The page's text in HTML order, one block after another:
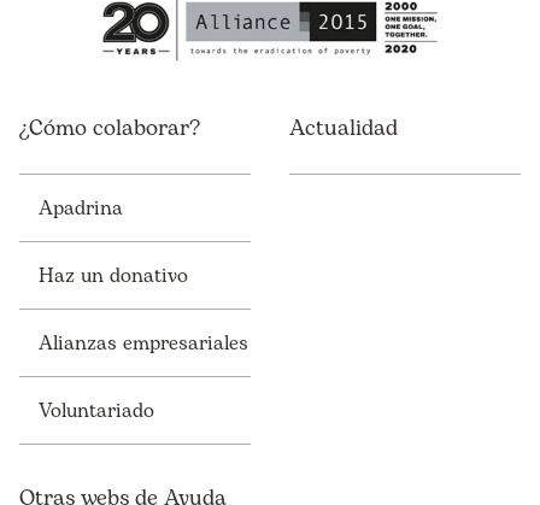
¿Cómo colaborar?
Apadrina
Haz un donativo
Alianzas empresariales
Voluntariado
Actualidad